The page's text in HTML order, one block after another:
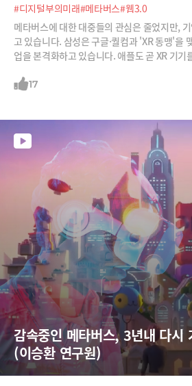
#디지털부의미래#메타버스#웹3.0
메타버스에 대한 대중들의 관심은 줄었지만,
고 있습니다. 삼성은 구글·퀄컴과 'XR 동맹'을
업을 본격화하고 있습니다. 애플도 곧 XR 기
프트웨어정책연구원 메타버스 팀장은 “대중의
성장의 엄청난 동력이 될 것”이라며 “메타버
계가 펼져질 것”이라고 강조합니다.
17
감속중인 메타버스, 3년내 다시
(이승환 연구원)